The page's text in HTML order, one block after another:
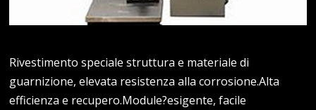
Rivestimento speciale struttura e materiale di
guarnizione, elevata resistenza alla corrosione.Alta
efficienza e recupero.Module?esigente, facile